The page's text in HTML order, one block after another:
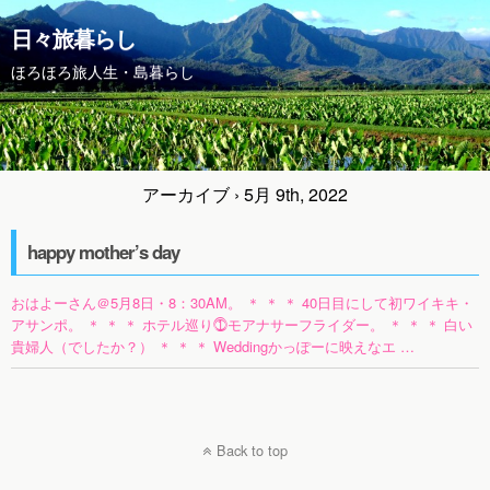
日々旅暮らし
ほろほろ旅人生・島暮らし
アーカイブ › 5月 9th, 2022
happy mother’s day
おはよーさん＠5月8日・8：30AM。 ＊ ＊ ＊ 40日目にして初ワイキキ・
アサンポ。 ＊ ＊ ＊ ホテル巡り⓵モアナサーフライダー。 ＊ ＊ ＊ 白い
貴婦人（でしたか？） ＊ ＊ ＊ Weddingかっぽーに映えなエ …
Back to top